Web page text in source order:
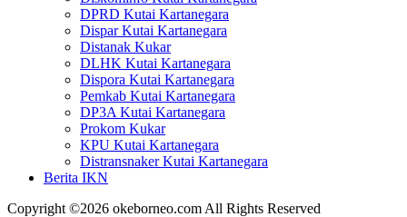
DPRD Kutai Kartanegara
Dispar Kutai Kartanegara
Distanak Kukar
DLHK Kutai Kartanegara
Dispora Kutai Kartanegara
Pemkab Kutai Kartanegara
DP3A Kutai Kartanegara
Prokom Kukar
KPU Kutai Kartanegara
Distransnaker Kutai Kartanegara
Berita IKN
Copyright ©2026 okeborneo.com All Rights Reserved